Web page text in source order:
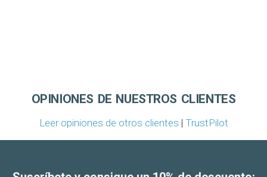
OPINIONES DE NUESTROS CLIENTES
Leer opiniones de otros clientes | TrustPilot